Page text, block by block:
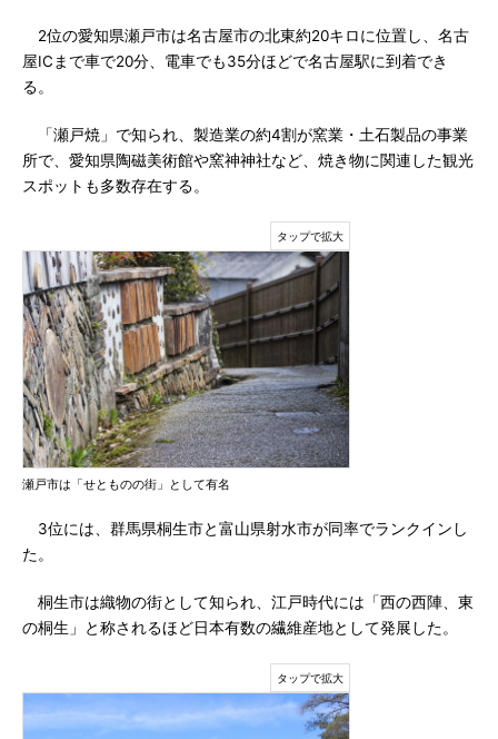
2位の愛知県瀬戸市は名古屋市の北東約20キロに位置し、名古
屋ICまで車で20分、電車でも35分ほどで名古屋駅に到着でき
る。
「瀬戸焼」で知られ、製造業の約4割が窯業・土石製品の事業
所で、愛知県陶磁美術館や窯神神社など、焼き物に関連した観光
スポットも多数存在する。
瀬戸市は「せとものの街」として有名
3位には、群馬県桐生市と富山県射水市が同率でランクインし
た。
桐生市は織物の街として知られ、江戸時代には「西の西陣、東
の桐生」と称されるほど日本有数の繊維産地として発展した。